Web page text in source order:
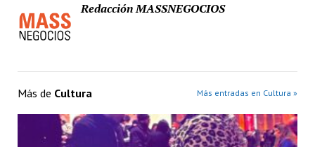
Redacción MASSNEGOCIOS
Más de Cultura Más entradas en Cultura »